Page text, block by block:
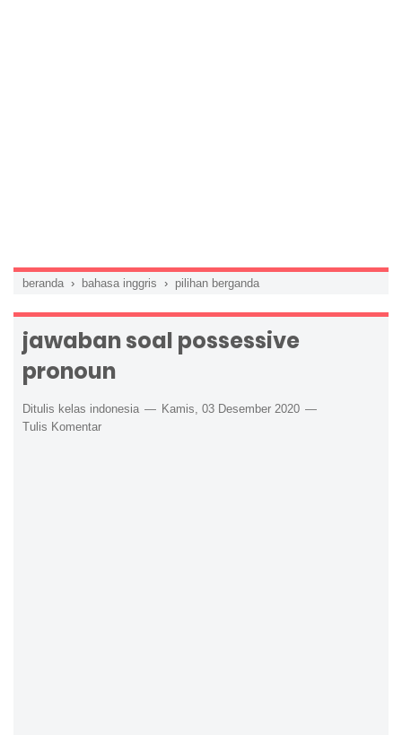
beranda › bahasa inggris › pilihan berganda
jawaban soal possessive
pronoun
Ditulis kelas indonesia
Kamis, 03 Desember 2020
Tulis Komentar